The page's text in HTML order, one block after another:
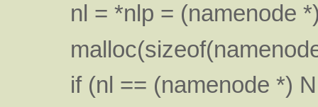
nl = *nlp = (namenode
if (nl == (namenode *)